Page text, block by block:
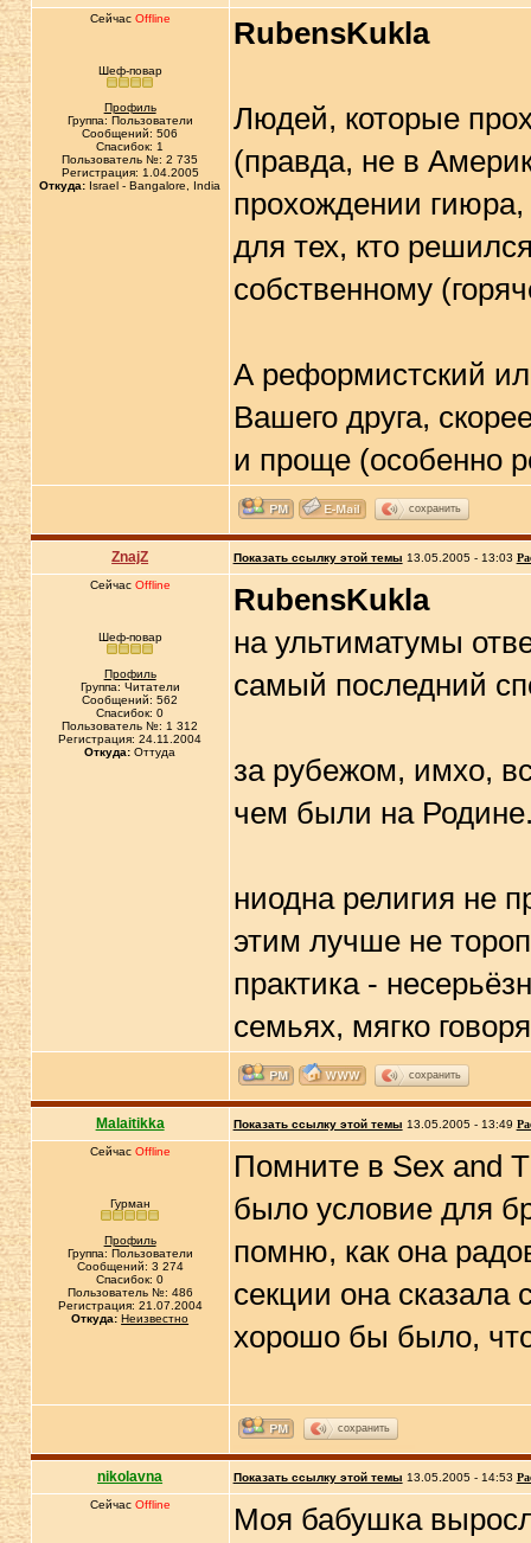
Сейчас Offline
Шеф-повар
Профиль
Группа: Пользователи
Сообщений: 506
Спасибок: 1
Пользователь №: 2 735
Регистрация: 1.04.2005
Откуда: Israel - Bangalore, India
RubensKukla
Людей, которые
(правда, не в
прохождении
для тех, кто
собственному
А реформистский
Вашего друга,
и проще (особенно
сохранить
ZnajZ Показать ссылку этой темы 13.05.2005 - 13:03
Сейчас Offline
Шеф-повар
Профиль
Группа: Читатели
Сообщений: 562
Спасибок: 0
Пользователь №: 1 312
Регистрация: 24.11.2004
Откуда: Оттуда
RubensKukla
на ультиматумы
самый последний
за рубежом, имхо,
чем были на Родине.
ниодна религия не
этим лучше не
практика -
семьях, мягко
сохранить
Malaitikka Показать ссылку этой темы 13.05.2005 - 13:49
Сейчас Offline
Гурман
Профиль
Группа: Пользователи
Сообщений: 3 274
Спасибок: 0
Пользователь №: 486
Регистрация: 21.07.2004
Откуда: Неизвестно
Помните в Sex and
было условие для
помню, как она
секции она сказала
хорошо бы было,
сохранить
nikolavna Показать ссылку этой темы 13.05.2005 - 14:53
Сейчас Offline Моя бабушка